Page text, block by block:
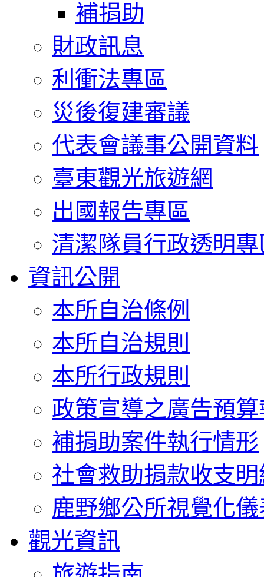
補捐助
財政訊息
利衝法專區
災後復建審議
代表會議事公開資料
臺東觀光旅遊網
出國報告專區
清潔隊員行政透明專
資訊公開
本所自治條例
本所自治規則
本所行政規則
政策宣導之廣告預
補捐助案件執行情形
社會救助捐款收支明
鹿野鄉公所視覺化
觀光資訊